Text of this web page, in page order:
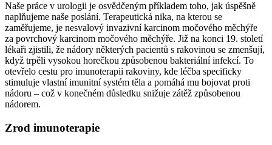
Naše práce v urologii je osvědčeným příkladem toho, jak úspěšně
naplňujeme naše poslání. Terapeutická nika, na kterou se
zaměřujeme, je nesvalový invazivní karcinom močového měchýře
za povrchový karcinom močového měchýře. Již na konci 19. století
lékaři zjistili, že nádory některých pacientů s rakovinou se zmenšují,
když trpěli vysokou horečkou způsobenou bakteriální infekcí. To
otevřelo cestu pro imunoterapii rakoviny, kde léčba specificky
stimuluje vlastní imunitní systém těla a pomáhá mu bojovat proti
nádoru – což v konečném důsledku snižuje zátěž způsobenou
nádorem.
Zrod imunoterapie